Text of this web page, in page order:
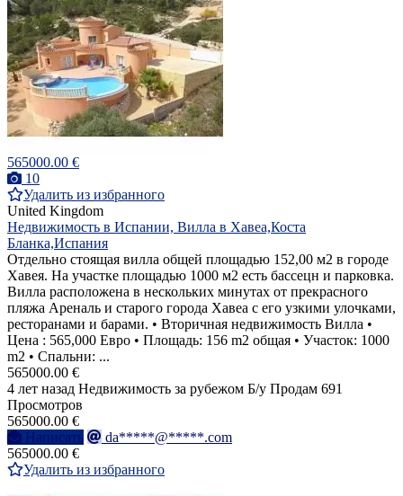
565000.00 €
10
Удалить из избранного
United Kingdom
Недвижимость в Испании, Вилла в Хавеа,Коста
Бланка,Испания
Отдельно стоящая вилла общей площадью 152,00 м2 в городе
Хавея. На участке площадью 1000 м2 есть бассецн и парковка.
Вилла расположена в нескольких минутах от прекрасного
пляжа Ареналь и старого города Хавеа с его узкими улочками,
ресторанами и барами. • Вторичная недвижимость Вилла •
Цена : 565,000 Евро • Площадь: 156 m2 общая • Участок: 1000
m2 • Спальни: ...
565000.00 €
4 лет назад Недвижимость за рубежом Б/у Продам 691
Просмотров
565000.00 €
Написать
da*****@*****.com
565000.00 €
Удалить из избранного